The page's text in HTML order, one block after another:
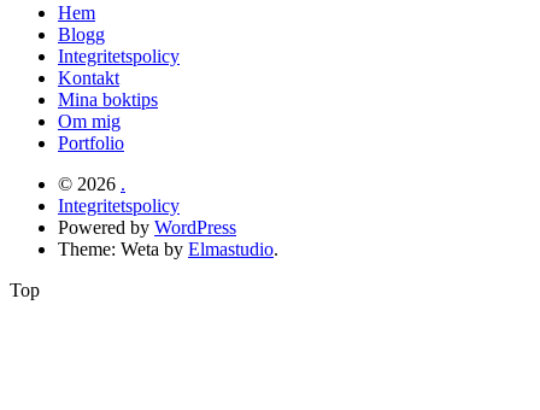
Hem
Blogg
Integritetspolicy
Kontakt
Mina boktips
Om mig
Portfolio
© 2026 .
Integritetspolicy
Powered by WordPress
Theme: Weta by Elmastudio.
Top